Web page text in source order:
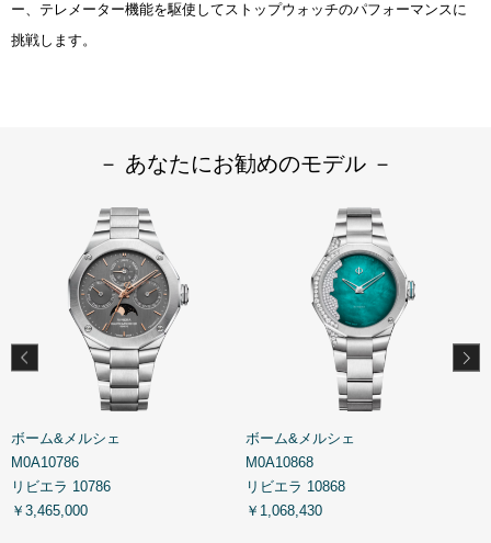
ー、テレメーター機能を駆使してストップウォッチのパフォーマンスに
挑戦します。
－ あなたにお勧めのモデル －
ボーム&メルシェ
M0A10786
リビエラ 10786
￥3,465,000
ボーム&メルシェ
M0A10868
リビエラ 10868
￥1,068,430